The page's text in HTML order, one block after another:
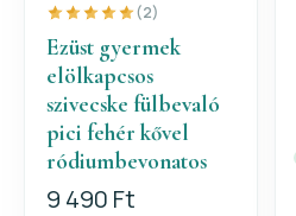
(2)
Ezüst gyermek
elölkapcsos
szivecske fülbevaló
pici fehér kővel
ródiumbevonatos
9 490 Ft